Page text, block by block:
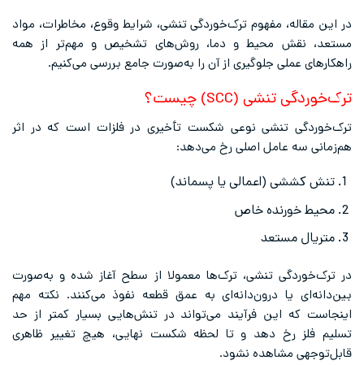
در این مقاله، مفهوم ترک‌خوردگی تنشی، شرایط وقوع، مخاطرات، مواد
مستعد، نقش محیط و دما، روش‌های تشخیص و مهم‌تر از همه
راهکارهای عملی جلوگیری از آن را به‌صورت جامع بررسی می‌کنیم.
ترک‌خوردگی تنشی (SCC) چیست؟
ترک‌خوردگی تنشی نوعی شکست تأخیری در فلزات است که در اثر
هم‌زمانی سه عامل اصلی رخ می‌دهد:
تنش کششی (اعمالی یا پسماند)
محیط خورنده خاص
متریال مستعد
در ترک‌خوردگی تنشی، ترک‌ها معمولا از سطح آغاز شده و به‌صورت
بین‌دانه‌ای یا درون‌دانه‌ای به عمق قطعه نفوذ می‌کنند. نکته مهم
اینجاست که این فرآیند می‌تواند در تنش‌هایی بسیار کمتر از حد
تسلیم فلز رخ دهد و تا لحظه شکست نهایی، هیچ تغییر ظاهری
قابل‌توجهی مشاهده نشود.